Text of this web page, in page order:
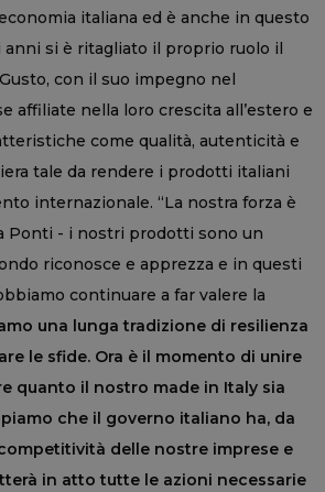
italiana ed è anche in questo
si è ritagliato il proprio ruolo il
con il suo impegno nel
affiliate nella loro crescita all’estero e
come qualità, autenticità e
tale da rendere i prodotti italiani
internazionale. “La nostra forza è
Ponti - i nostri prodotti sono un
riconosce e apprezza e in questi
continuare a far valere la
una lunga tradizione di resilienza
le sfide. Ora è il momento di unire
quanto il nostro made in Italy sia
che il governo italiano ha, da
delle nostre imprese e
in atto tutte le azioni necessarie